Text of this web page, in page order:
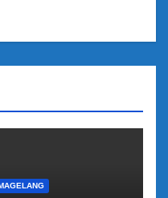
MAGELANG